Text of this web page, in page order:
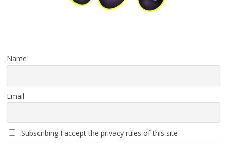
Name
Email
Subscribing I accept the privacy rules of this site